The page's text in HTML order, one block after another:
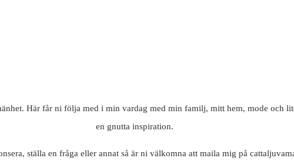
Här får ni följa med i min vardag med min familj, mitt hem, mode och
en gnutta inspiration.
ställa en fråga eller annat så är ni välkomna att maila mig på